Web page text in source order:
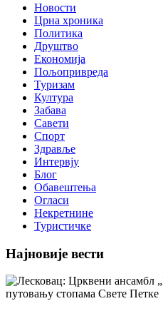
Новости
Црна хроника
Политика
Друштво
Економија
Пољопривреда
Туризам
Култура
Забава
Савети
Спорт
Здравље
Интервју
Блог
Обавештења
Огласи
Некретнине
Туристичке
Најновије вести